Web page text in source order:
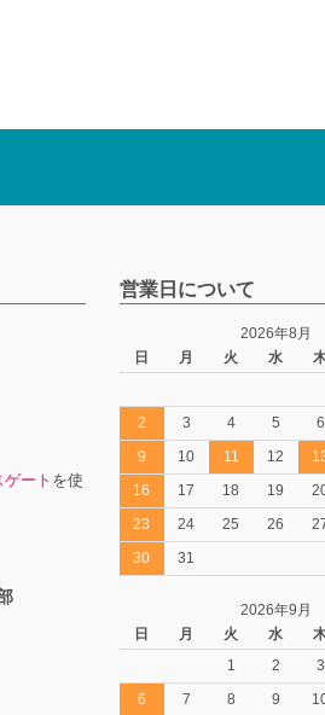
ート を使
営業日について
2026年8月
日
月 火 水
2
3 4 5 6
9
10 11 12
16
17 18 19
23
24 25 26
30
31
2026年9月
日
月 火 水
1
2 3
6
7 8 9